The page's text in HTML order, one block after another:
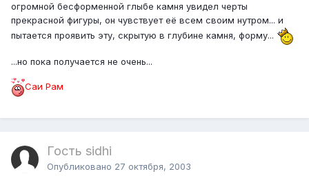
огромной бесформенной глыбе камня увидел черты
прекрасной фигуры, он чувствует её всем своим нутром... и
пытается проявить эту, скрытую в глубине камня, форму...
...но пока получается не очень...
Саи Рам
Гость sidhi
Опубликовано 27 октября, 2003